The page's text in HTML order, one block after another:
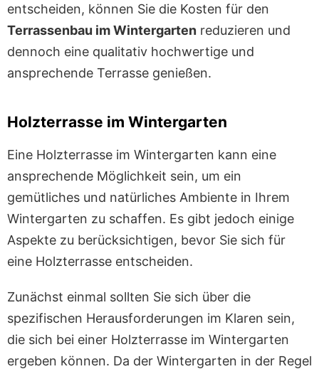
entscheiden, können Sie die Kosten für den
Terrassenbau im Wintergarten reduzieren und
dennoch eine qualitativ hochwertige und
ansprechende Terrasse genießen.
Holzterrasse im Wintergarten
Eine Holzterrasse im Wintergarten kann eine
ansprechende Möglichkeit sein, um ein
gemütliches und natürliches Ambiente in Ihrem
Wintergarten zu schaffen. Es gibt jedoch einige
Aspekte zu berücksichtigen, bevor Sie sich für
eine Holzterrasse entscheiden.
Zunächst einmal sollten Sie sich über die
spezifischen Herausforderungen im Klaren sein,
die sich bei einer Holzterrasse im Wintergarten
ergeben können. Da der Wintergarten in der Regel